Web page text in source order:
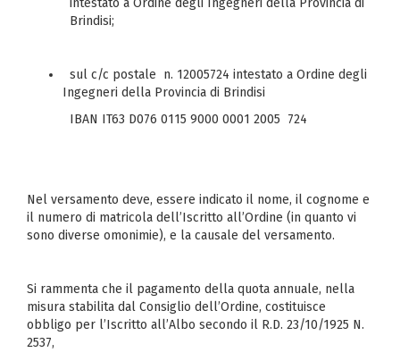
intestato a Ordine degli Ingegneri della Provincia di
Brindisi;
sul c/c postale n. 12005724 intestato a Ordine degli
Ingegneri della Provincia di Brindisi
IBAN IT63 D076 0115 9000 0001 2005 724
Nel versamento deve, essere indicato il nome, il cognome e
il numero di matricola dell’Iscritto all’Ordine (in quanto vi
sono diverse omonimie), e la causale del versamento.
Si rammenta che il pagamento della quota annuale, nella
misura stabilita dal Consiglio dell’Ordine, costituisce
obbligo per l’Iscritto all’Albo secondo il R.D. 23/10/1925 N.
2537,